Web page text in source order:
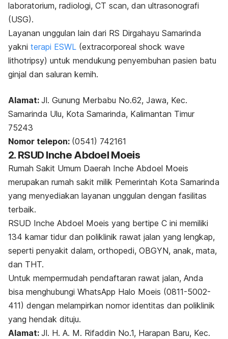
laboratorium, radiologi, CT scan, dan ultrasonografi
(USG).
Layanan unggulan lain dari RS Dirgahayu Samarinda
yakni terapi ESWL (extracorporeal shock wave
lithotripsy) untuk mendukung penyembuhan pasien batu
ginjal dan saluran kemih.
Alamat: Jl. Gunung Merbabu No.62, Jawa, Kec.
Samarinda Ulu, Kota Samarinda, Kalimantan Timur
75243
Nomor telepon: (0541) 742161
2. RSUD Inche Abdoel Moeis
Rumah Sakit Umum Daerah Inche Abdoel Moeis
merupakan rumah sakit milik Pemerintah Kota Samarinda
yang menyediakan layanan unggulan dengan fasilitas
terbaik.
RSUD Inche Abdoel Moeis yang bertipe C ini memiliki
134 kamar tidur dan poliklinik rawat jalan yang lengkap,
seperti penyakit dalam, orthopedi, OBGYN, anak, mata,
dan THT.
Untuk mempermudah pendaftaran rawat jalan, Anda
bisa menghubungi WhatsApp Halo Moeis (0811-5002-
411) dengan melampirkan nomor identitas dan poliklinik
yang hendak dituju.
Alamat: Jl. H. A. M. Rifaddin No.1, Harapan Baru, Kec.